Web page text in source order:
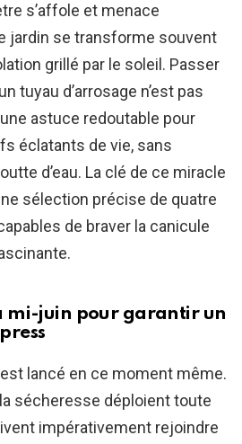
s’affole et menace
jardin se transforme souvent
grillé par le soleil. Passer
tuyau d’arrosage n’est pas
astuce redoutable pour
éclatants de vie, sans
d’eau. La clé de ce miracle
sélection précise de quatre
de braver la canicule
mi-juin pour garantir un
lancé en ce moment même.
sécheresse déploient toute
impérativement rejoindre